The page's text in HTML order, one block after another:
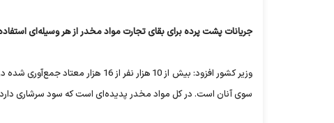
جریانات پشت پرده برای بقای تجارت مواد مخدر از هر وسیله‌ای
وزیر کشور افزود: بیش از 10 هزار
سوی آنان است. در کل مواد مخدر پدیده‌ای است که سود سرشاری دارد.